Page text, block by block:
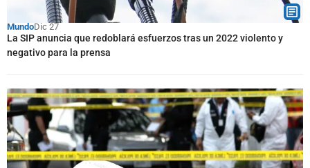
MundoDic 27
La SIP anuncia que redoblará esfuerzos tras un 2022 violento y
negativo para la prensa